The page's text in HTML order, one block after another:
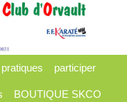
participer
BOUTIQUE SKCO